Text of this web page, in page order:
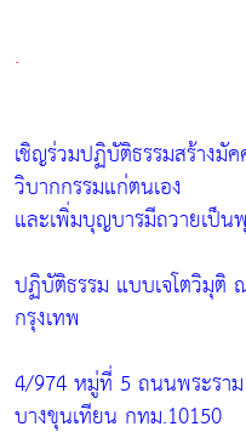
.
เชิญร่วมปฏิบัติธรรมสร้าง
วิบากกรรมแก่ตนเอง
และเพิ่มบุญบารมีถวายเป็
ปฏิบัติธรรม แบบเจโตวิมุ
กรุงเทพ
4/974 หมู่ที่ 5 ถนนพระรา
บางขุนเทียน กทม.10150